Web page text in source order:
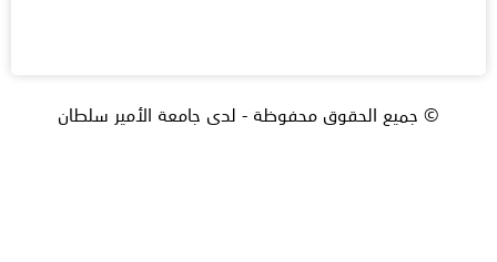
© جميع الحقوق محفوظة - لدى جامعة الأمير سلطان